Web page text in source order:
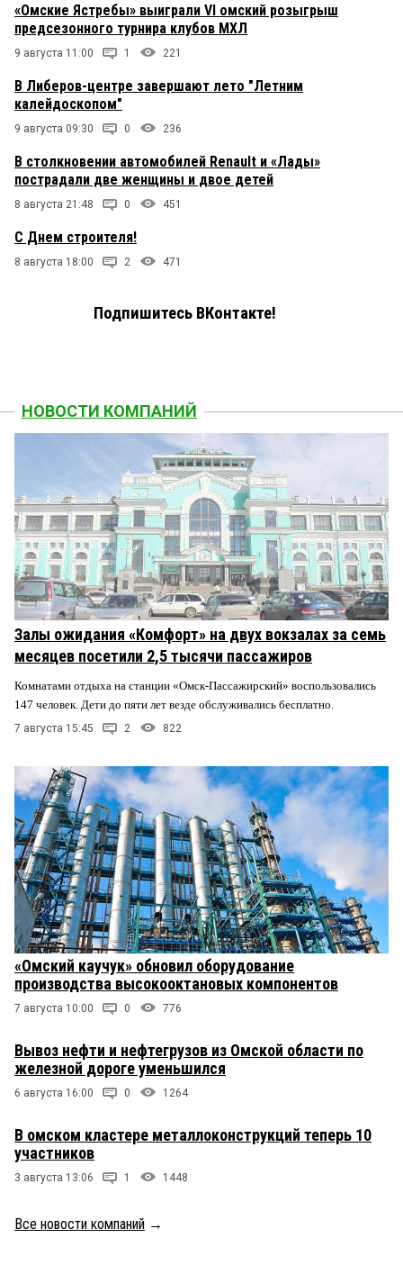
«Омские Ястребы» выиграли VI омский розыгрыш
предсезонного турнира клубов МХЛ
9 августа 11:00 1 221
В Либеров-центре завершают лето "Летним
калейдоскопом"
9 августа 09:30 0 236
В столкновении автомобилей Renault и «Лады»
пострадали две женщины и двое детей
8 августа 21:48 0 451
С Днем строителя!
8 августа 18:00 2 471
Подпишитесь ВКонтакте!
НОВОСТИ КОМПАНИЙ
Залы ожидания «Комфорт» на двух вокзалах за семь
месяцев посетили 2,5 тысячи пассажиров
Комнатами отдыха на станции «Омск-Пассажирский» воспользовались
147 человек. Дети до пяти лет везде обслуживались бесплатно.
7 августа 15:45 2 822
«Омский каучук» обновил оборудование
производства высокооктановых компонентов
7 августа 10:00 0 776
Вывоз нефти и нефтегрузов из Омской области по
железной дороге уменьшился
6 августа 16:00 0 1264
В омском кластере металлоконструкций теперь 10
участников
3 августа 13:06 1 1448
Все новости компаний →